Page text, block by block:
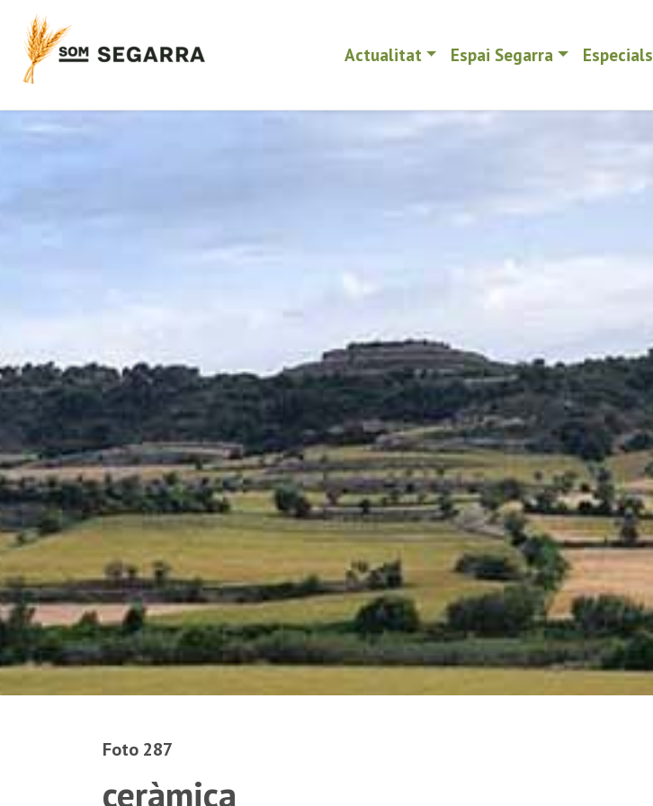
Actualitat Espai Segarra Especials
Foto 287
ceràmica